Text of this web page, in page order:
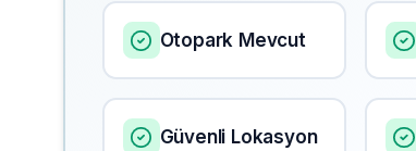
Otopark Mevcut
Güvenli Lokasyon